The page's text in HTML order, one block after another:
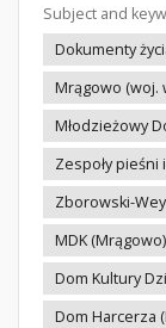
Subject and
Dokumenty
Mrągowo (woj.
Młodzieżowy
Zespoły pieśni
Zborowski-
MDK (Mrągowo)
Dom Kultury
Dom Harcerza